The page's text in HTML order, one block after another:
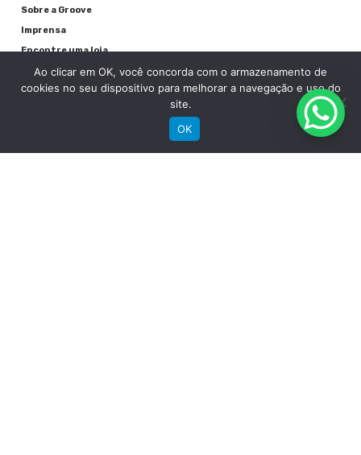
Sobre a Groove
Imprensa
Encontre uma loja
Área do lojista
Trabalhe conosco
Suporte
Ao clicar em OK, você concorda com o armazenamento de
cookies no seu dispositivo para melhorar a navegação e uso do
site.
OK